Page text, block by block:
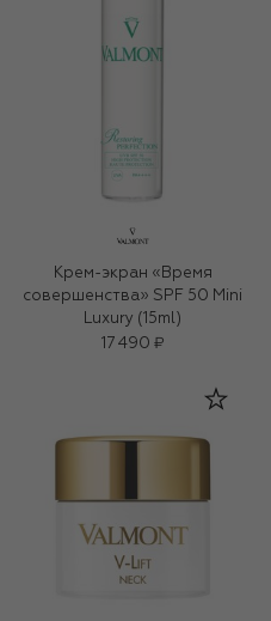
Крем-экран «Время
совершенства» SPF 50 Mini
Luxury (15ml)
17 490 ₽